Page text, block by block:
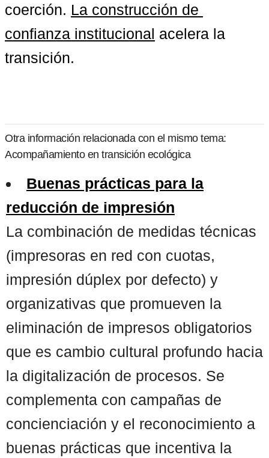
coerción. La construcción de
confianza institucional acelera la
transición.
Otra información relacionada con el mismo tema:
Acompañamiento en transición ecológica
Buenas prácticas para la
reducción de impresión
La combinación de medidas técnicas
(impresoras en red con cuotas,
impresión dúplex por defecto) y
organizativas que promueven la
eliminación de impresos obligatorios
que es cambio cultural profundo hacia
la digitalización de procesos. Se
complementa con campañas de
concienciación y el reconocimiento a
buenas prácticas que incentiva la